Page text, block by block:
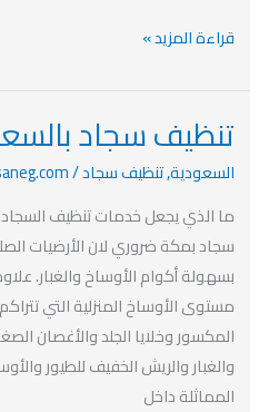
قراءة المزيد »
تنظيف سجاد
السعودية,تنظيف سجاد/
ما الذي يجعل خدمات تنظيف
سجاد بمكة ضروري لان الأرضيات
بسهولة أكوام الأوساخ والغبار.
مستوى الأوساخ المنزلية التي
المكسور وخلايا الجلد والأغصان
والغبار والريش الخفيف للطيور
المماثلة داخل
تنظيف
سجاد
بالسعودية